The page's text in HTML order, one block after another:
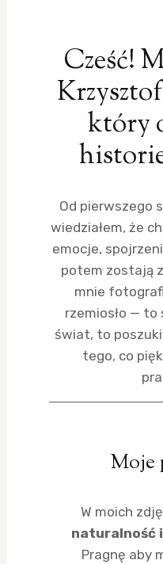
Cześć!
który
Od pierwszego
wiedziałem, że
emocje,
potem zostają
mnie
rzemiosło — to
świat, to
tego, co
Moje
W moich
naturalność
Pragnę aby